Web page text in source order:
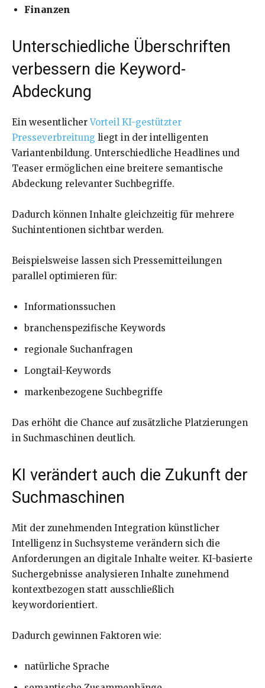
Finanzen
Unterschiedliche Überschriften
verbessern die Keyword-
Abdeckung
Ein wesentlicherVorteil KI-gestützter
Presseverbreitung liegt in der intelligenten
Variantenbildung. Unterschiedliche Headlines und
Teaser ermöglichen eine breitere semantische
Abdeckung relevanter Suchbegriffe.
Dadurch können Inhalte gleichzeitig für mehrere
Suchintentionen sichtbar werden.
Beispielsweise lassen sich Pressemitteilungen
parallel optimieren für:
Informationssuchen
branchenspezifische Keywords
regionale Suchanfragen
Longtail-Keywords
markenbezogene Suchbegriffe
Das erhöht die Chance auf zusätzliche Platzierungen
in Suchmaschinen deutlich.
KI verändert auch die Zukunft der
Suchmaschinen
Mit der zunehmenden Integration künstlicher
Intelligenz in Suchsysteme verändern sich die
Anforderungen an digitale Inhalte weiter. KI-basierte
Suchergebnisse analysieren Inhalte zunehmend
kontextbezogen statt ausschließlich
keywordorientiert.
Dadurch gewinnen Faktoren wie:
natürliche Sprache